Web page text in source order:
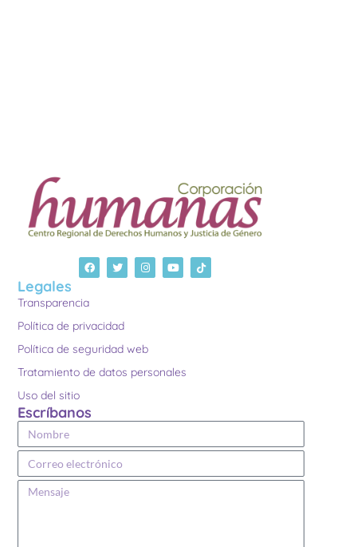
Legales
Transparencia
Política de privacidad
Política de seguridad web
Tratamiento de datos personales
Uso del sitio
Escríbanos